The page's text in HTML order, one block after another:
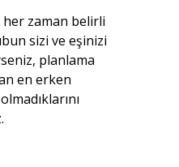
zaman belirli
sizi ve eşinizi
planlama
en erken